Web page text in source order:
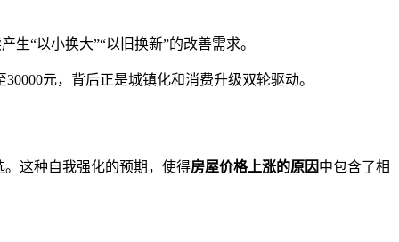
“以小换大”“以旧换新”的改善需求。
元，背后正是城镇化和消费升级双轮驱动。
这种自我强化的预期，使得房屋价格上涨的原因中包含了相